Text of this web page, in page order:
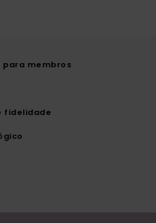
para membros
fidelidade